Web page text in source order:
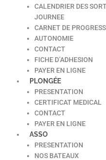
CALENDRIER DES
JOURNEE
CARNET DE
AUTONOMIE
CONTACT
FICHE D’ADHESION
PAYER EN LIGNE
PLONGÉE
PRESENTATION
CERTIFICAT MEDICAL
CONTACT
PAYER EN LIGNE
ASSO
PRESENTATION
NOS BATEAUX